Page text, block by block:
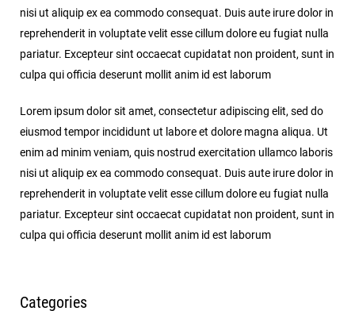
nisi ut aliquip ex ea commodo consequat. Duis aute irure dolor in
reprehenderit in voluptate velit esse cillum dolore eu fugiat nulla
pariatur. Excepteur sint occaecat cupidatat non proident, sunt in
culpa qui officia deserunt mollit anim id est laborum
Lorem ipsum dolor sit amet, consectetur adipiscing elit, sed do
eiusmod tempor incididunt ut labore et dolore magna aliqua. Ut
enim ad minim veniam, quis nostrud exercitation ullamco laboris
nisi ut aliquip ex ea commodo consequat. Duis aute irure dolor in
reprehenderit in voluptate velit esse cillum dolore eu fugiat nulla
pariatur. Excepteur sint occaecat cupidatat non proident, sunt in
culpa qui officia deserunt mollit anim id est laborum
Categories